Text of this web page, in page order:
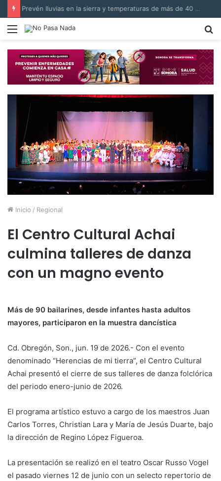
Menú
Inicio / Regional
El Centro Cultural Achai
culmina talleres de danza
con un magno evento
Más de 90 bailarines, desde infantes hasta adultos
mayores, participaron en la muestra dancística
Cd. Obregón, Son., jun. 19 de 2026.- Con el evento
denominado “Herencias de mi tierra”, el Centro Cultural
Achai presentó el cierre de sus talleres de danza folclórica
del periodo enero-junio de 2026.
El programa artístico estuvo a cargo de los maestros Juan
Carlos Torres, Christian Lara y María de Jesús Duarte, bajo
la dirección de Regino López Figueroa.
La presentación se realizó en el teatro Oscar Russo Vogel
el pasado viernes 12 de junio con un selecto repertorio de